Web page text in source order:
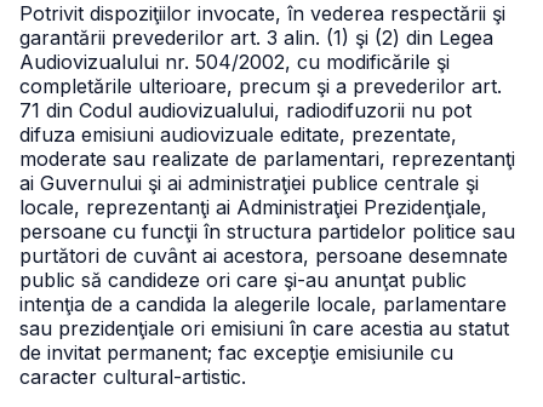
Potrivit dispoziţiilor invocate, în vederea respectării şi
garantării prevederilor art. 3 alin. (1) şi (2) din Legea
Audiovizualului nr. 504/2002, cu modificările şi
completările ulterioare, precum şi a prevederilor art.
71 din Codul audiovizualului, radiodifuzorii nu pot
difuza emisiuni audiovizuale editate, prezentate,
moderate sau realizate de parlamentari, reprezentanţi
ai Guvernului şi ai administraţiei publice centrale şi
locale, reprezentanţi ai Administraţiei Prezidenţiale,
persoane cu funcţii în structura partidelor politice sau
purtători de cuvânt ai acestora, persoane desemnate
public să candideze ori care şi-au anunţat public
intenţia de a candida la alegerile locale, parlamentare
sau prezidenţiale ori emisiuni în care acestia au statut
de invitat permanent; fac excepţie emisiunile cu
caracter cultural-artistic.